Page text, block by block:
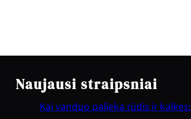
Naujausi straipsniai
Kai vanduo palieka rūdis ir kalkes: